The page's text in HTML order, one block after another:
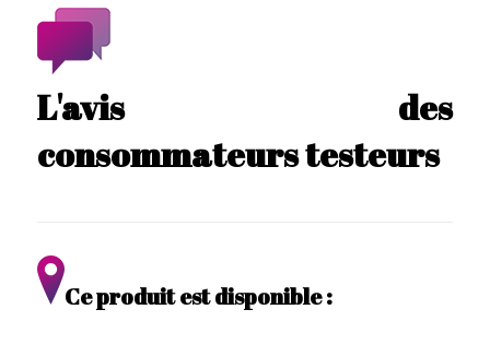
L'avis des
consommateurs testeurs
Ce produit est disponible :